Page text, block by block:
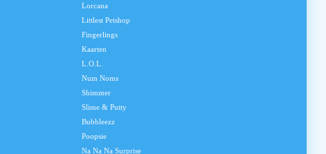
Lorcana
Littlest Petshop
Fingerlings
Kaarten
L.O.L.
Num Noms
Shimmer
Slime & Putty
Bubbleezz
Poopsie
Na Na Na Surprise